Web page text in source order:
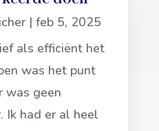
| feb 5, 2025
als efficiënt het
was het punt
was geen
Ik had er al heel